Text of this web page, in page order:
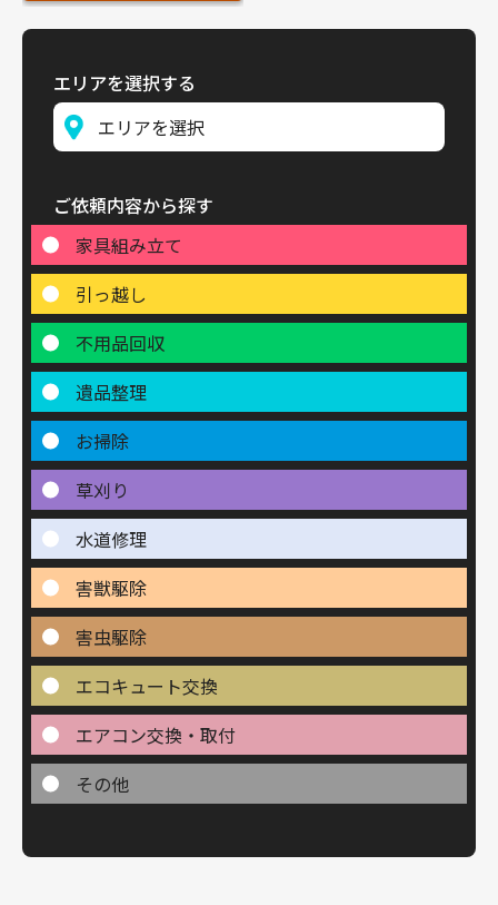
エリアを選択する
ご依頼内容から探す
家具組み立て
引っ越し
不用品回収
遺品整理
お掃除
草刈り
水道修理
害獣駆除
害虫駆除
エコキュート交換
エアコン交換・取付
その他